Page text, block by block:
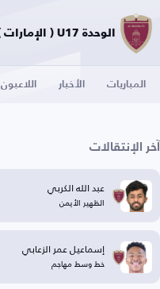
الوحدة U17 ( الإمارات )
المباريات الأخبار اللاعبون
آخر الإنتقالات
عبد الله الكربي
الظهير الأيمن
إسماعيل عمر الزعابي
خط وسط مهاجم